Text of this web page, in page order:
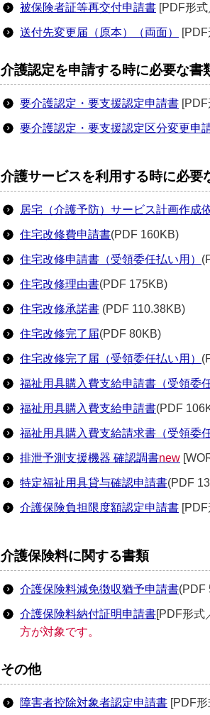
被保険者証等再交付申請書 [PDF形
送付先変更届（原本）（両面）
介護認定を申請する時に必要な書
要介護認定・要支援認定申請書
要介護認定・要支援認定区分変更申
介護サービスを利用する時に必要
居宅（介護予防）サービス計画作成
住宅改修費申請書(PDF 160KB)
住宅改修申請書（受領委任払い用）
住宅改修理由書(PDF 175KB)
住宅改修承諾書 (PDF 110.38KB)
住宅改修完了届(PDF 80KB)
住宅改修完了届（受領委任払い用）
福祉用具購入費支給申請書（受領委
福祉用具購入費支給申請書(PDF
福祉用具購入費支給請求書（受領委
排泄予測支援機器 確認調書new
特定福祉用具貸与確認申請書(PDF
介護保険負担限度額認定申請書
介護保険料に関する書類
介護保険料減免徴収猶予申請書(PDF
介護保険料納付証明申請書[PDF形式
方が対象です。
その他
障害者控除対象者認定申請書 [PDF